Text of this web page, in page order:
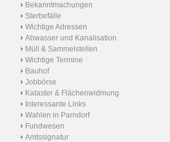
Bekanntmachungen
Sterbefälle
Wichtige Adressen
Abwasser und Kanalisation
Müll & Sammelstellen
Wichtige Termine
Bauhof
Jobbörse
Kataster & Flächenwidmung
Interessante Links
Wahlen in Parndorf
Fundwesen
Amtssignatur